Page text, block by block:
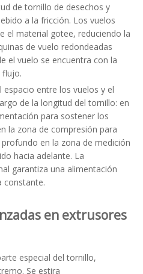
de tornillo de desechos y
a la fricción. Los vuelos
el material gotee, reduciendo la
de vuelo redondeadas
el vuelo se encuentra con la
flujo.
espacio entre los vuelos y el
de la longitud del tornillo: en
para sostener los
la zona de compresión para
en la zona de medición
hacia adelante. La
garantiza una alimentación
constante.
en extrusores
especial del tornillo,
Se estira